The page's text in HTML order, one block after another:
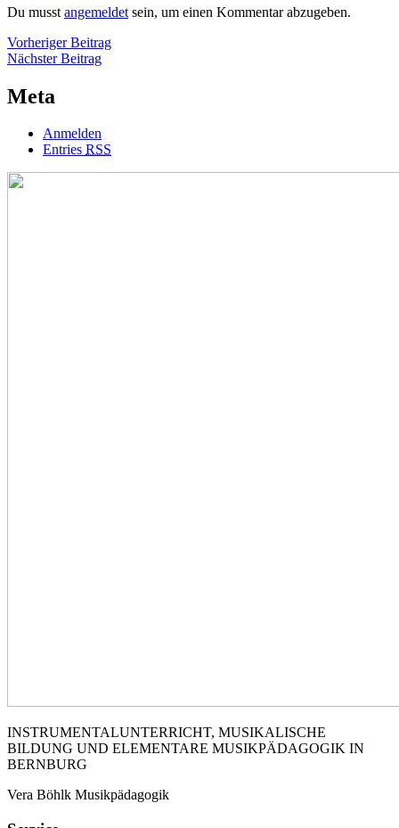
Du musst angemeldet sein, um einen Kommentar abzugeben.
Beitragsnavigation
Vorheriger BeitragVorheriger
Nächster BeitragNächster
Meta
Anmelden
Entries RSS
INSTRUMENTALUNTERRICHT, MUSIKALISCHE
BILDUNG UND ELEMENTARE MUSIKPÄDAGOGIK IN
BERNBURG
Vera Böhlk Musikpädagogik